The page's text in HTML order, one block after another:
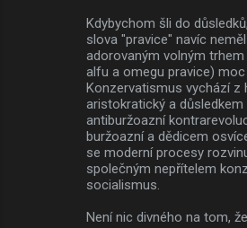
Kdybychom šli do
slova "pravice" navíc
adorovaným volným
alfu a omegu pravice) moc
Konzervatismus vychází z
aristokratický a
antiburžoazní
buržoazní a dědicem
se moderní procesy
společným nepřítelem
socialismus.
Není nic divného na tom,